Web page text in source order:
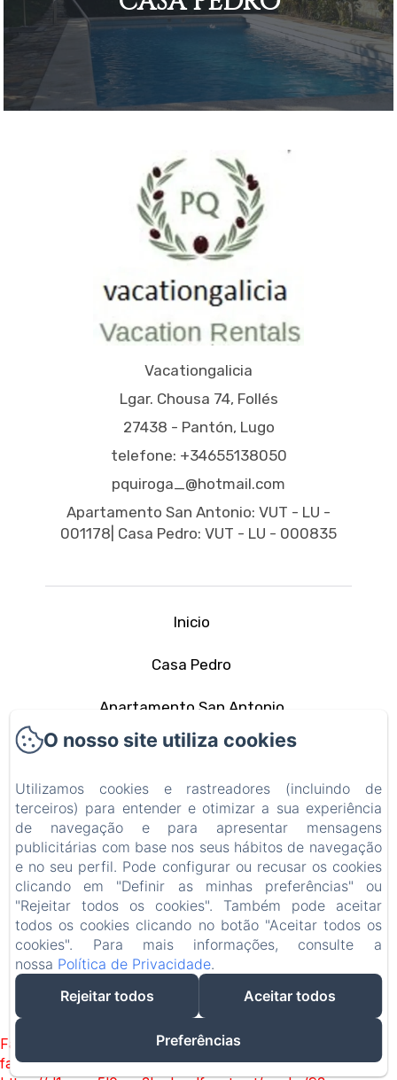
Vacationgalicia
Lgar. Chousa 74, Follés
27438 - Pantón, Lugo
telefone: +34655138050
pquiroga_@hotmail.com
Apartamento San Antonio: VUT - LU -
001178| Casa Pedro: VUT - LU - 000835
Inicio
Casa Pedro
Apartamento San Antonio
La zona
Contacto
Política de privacidade
Informações legais
Informações sobre cookies
EN FR ES IT DE PT
Alimentado usando Amenitiz
Failed to load BookingEngine/index: Loading chunk 93
failed. (missing:
O nosso site utiliza cookies
Utilizamos cookies e rastreadores (incluindo de
terceiros) para entender e otimizar a sua experiência
de navegação e para apresentar mensagens
publicitárias com base nos seus hábitos de navegação
e no seu perfil. Pode configurar ou recusar os cookies
clicando em "Definir as minhas preferências" ou
"Rejeitar todos os cookies". Também pode aceitar
todos os cookies clicando no botão "Aceitar todos os
cookies". Para mais informações, consulte a
nossa Política de Privacidade.
Rejeitar todos
Aceitar todos
Preferências